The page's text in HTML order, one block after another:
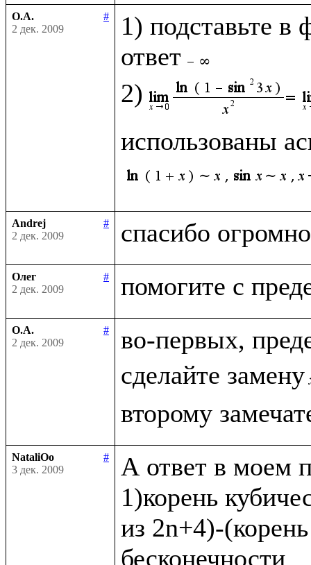
О.А.
#
2 дек. 2009
1) подставьте в
ответ
2)
использованы
Andrej
#
2 дек. 2009
Олег
#
2 дек. 2009
О.А.
#
2 дек. 2009
во-первых,
сделайте замену
NataliOo
#
3 дек. 2009
А ответ в моем
1)корень
из 2n+4)-